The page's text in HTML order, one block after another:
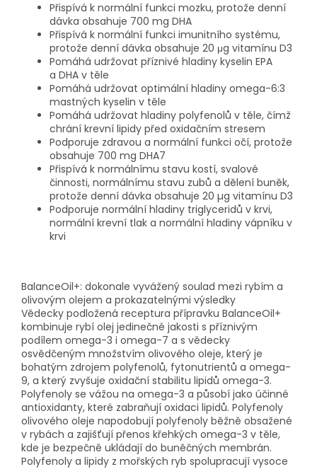
Přispívá k normální funkci mozku, protože denní
dávka obsahuje 700 mg DHA
Přispívá k normální funkci imunitního systému,
protože denní dávka obsahuje 20 μg vitamínu D3
Pomáhá udržovat příznivé hladiny kyselin EPA
a DHA v těle
Pomáhá udržovat optimální hladiny omega-6:3
mastných kyselin v těle
Pomáhá udržovat hladiny polyfenolů v těle, čímž
chrání krevní lipidy před oxidačním stresem
Podporuje zdravou a normální funkci očí, protože
obsahuje 700 mg DHA7
Přispívá k normálnímu stavu kostí, svalové
činnosti, normálnímu stavu zubů a dělení buněk,
protože denní dávka obsahuje 20 µg vitamínu D3
Podporuje normální hladiny triglyceridů v krvi,
normální krevní tlak a normální hladiny vápníku v
krvi
BalanceOil+: dokonale vyvážený soulad mezi rybím a
olivovým olejem a prokazatelnými výsledky
Vědecky podložená receptura přípravku BalanceOil+
kombinuje rybí olej jedinečné jakosti s příznivým
podílem omega-3 i omega-7 a s vědecky
osvědčeným množstvím olivového oleje, který je
bohatým zdrojem polyfenolů, fytonutrientů a omega-
9, a který zvyšuje oxidační stabilitu lipidů omega-3.
Polyfenoly se vážou na omega-3 a působí jako účinné
antioxidanty, které zabraňují oxidaci lipidů. Polyfenoly
olivového oleje napodobují polyfenoly běžně obsažené
v rybách a zajišťují přenos křehkých omega-3 v těle,
kde je bezpečně ukládají do buněčných membrán.
Polyfenoly a lipidy z mořských ryb spolupracují vysoce